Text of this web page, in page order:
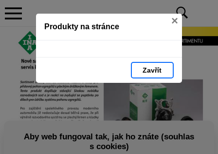
Produkty na stránce ×
Zavřít
Aby web fungoval tak, jak ho znáte (souhlas
s cookies)